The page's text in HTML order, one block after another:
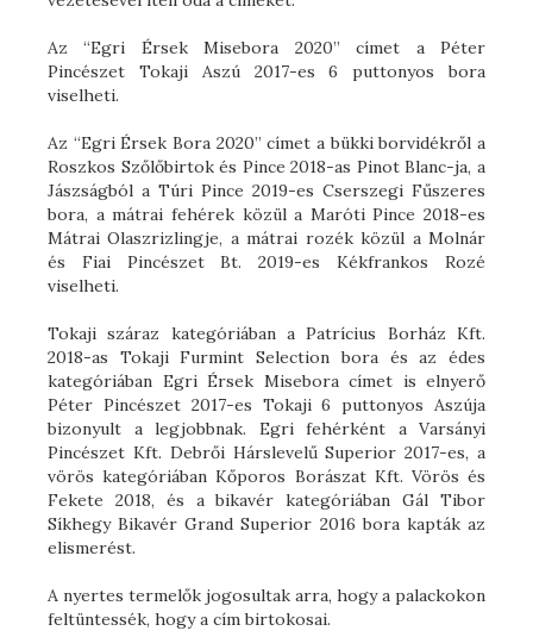
Az “Egri Érsek Misebora 2020” címet a Péter
Pincészet Tokaji Aszú 2017-es 6 puttonyos bora
viselheti.
Az “Egri Érsek Bora 2020” címet a bükki borvidékről a
Roszkos Szőlőbirtok és Pince 2018-as Pinot Blanc-ja, a
Jászságból a Túri Pince 2019-es Cserszegi Fűszeres
bora, a mátrai fehérek közül a Maróti Pince 2018-es
Mátrai Olaszrizlingje, a mátrai rozék közül a Molnár
és Fiai Pincészet Bt. 2019-es Kékfrankos Rozé
viselheti.
Tokaji száraz kategóriában a Patrícius Borház Kft.
2018-as Tokaji Furmint Selection bora és az édes
kategóriában Egri Érsek Misebora címet is elnyerő
Péter Pincészet 2017-es Tokaji 6 puttonyos Aszúja
bizonyult a legjobbnak. Egri fehérként a Varsányi
Pincészet Kft. Debrői Hárslevelű Superior 2017-es, a
vörös kategóriában Kőporos Borászat Kft. Vörös és
Fekete 2018, és a bikavér kategóriában Gál Tibor
Síkhegy Bikavér Grand Superior 2016 bora kapták az
elismerést.
A nyertes termelők jogosultak arra, hogy a palackokon
feltüntessék, hogy a cím birtokosai.